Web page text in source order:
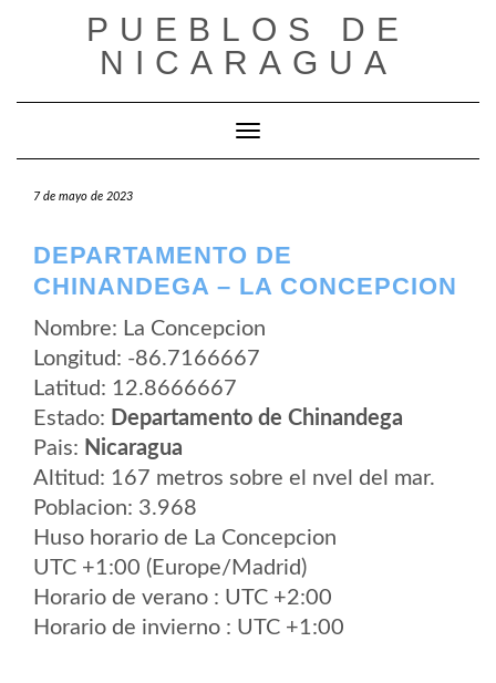
PUEBLOS DE
NICARAGUA
Cambiar modo de navegación
7 de mayo de 2023
DEPARTAMENTO DE
CHINANDEGA – LA CONCEPCION
Nombre: La Concepcion
Longitud: -86.7166667
Latitud: 12.8666667
Estado: Departamento de Chinandega
Pais: Nicaragua
Altitud: 167 metros sobre el nvel del mar.
Poblacion: 3.968
Huso horario de La Concepcion
UTC +1:00 (Europe/Madrid)
Horario de verano : UTC +2:00
Horario de invierno : UTC +1:00